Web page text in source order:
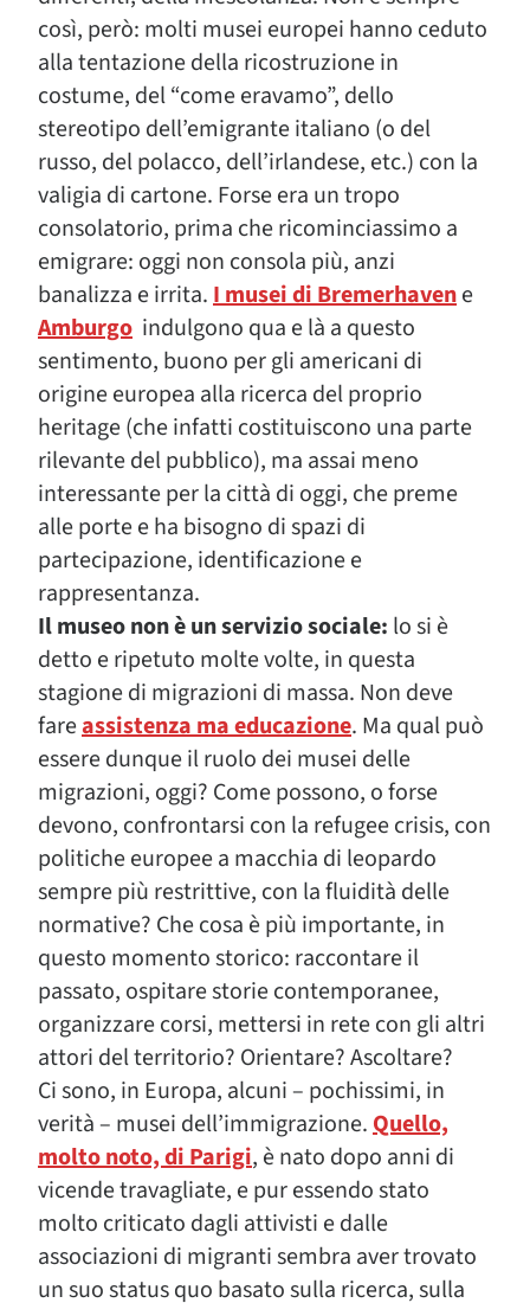
così, però: molti musei europei hanno ceduto
alla tentazione della ricostruzione in
costume, del “come eravamo”, dello
stereotipo dell’emigrante italiano (o del
russo, del polacco, dell’irlandese, etc.) con la
valigia di cartone. Forse era un tropo
consolatorio, prima che ricominciassimo a
emigrare: oggi non consola più, anzi
banalizza e irrita.I musei di Bremerhavene
Amburgo indulgono qua e là a questo
sentimento, buono per gli americani di
origine europea alla ricerca del proprio
heritage (che infatti costituiscono una parte
rilevante del pubblico), ma assai meno
interessante per la città di oggi, che preme
alle porte e ha bisogno di spazi di
partecipazione, identificazione e
rappresentanza.
Il museo non è un servizio sociale: lo si è
detto e ripetuto molte volte, in questa
stagione di migrazioni di massa. Non deve
fareassistenza ma educazione. Ma qual può
essere dunque il ruolo dei musei delle
migrazioni, oggi? Come possono, o forse
devono, confrontarsi con la refugee crisis, con
politiche europee a macchia di leopardo
sempre più restrittive, con la fluidità delle
normative? Che cosa è più importante, in
questo momento storico: raccontare il
passato, ospitare storie contemporanee,
organizzare corsi, mettersi in rete con gli altri
attori del territorio? Orientare? Ascoltare?
Ci sono, in Europa, alcuni – pochissimi, in
verità – musei dell’immigrazione.Quello,
molto noto, di Parigi, è nato dopo anni di
vicende travagliate, e pur essendo stato
molto criticato dagli attivisti e dalle
associazioni di migranti sembra aver trovato
un suo status quo basato sulla ricerca, sulla